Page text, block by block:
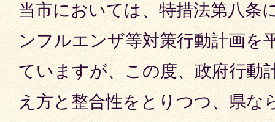
当市においては、特措法第八条
ンフルエンザ等対策行動計画を
ていますが、この度、政府行動
え方と整合性をとりつつ、県な